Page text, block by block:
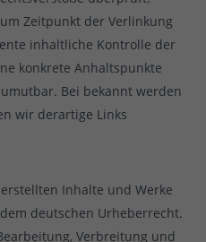
Zeitpunkt der Verlinkung
inhaltliche Kontrolle der
konkrete Anhaltspunkte
Bei bekannt werden
wir derartige Links
Inhalte und Werke
deutschen Urheberrecht.
Verbreitung und